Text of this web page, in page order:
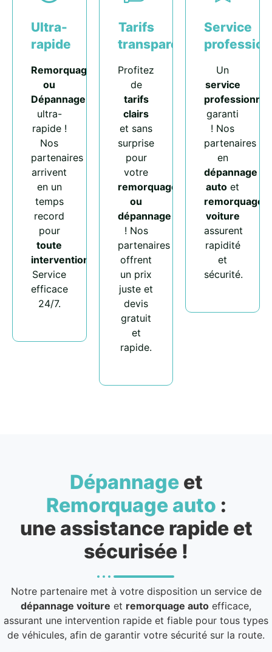
Ultra-
rapide
Remorquage
ou
Dépannage
ultra-
rapide !
Nos
partenaires
arrivent
en un
temps
record
pour
toute
intervention
Service
efficace
24/7.
Tarifs
transparents
Profitez
de
tarifs
clairs
et sans
surprise
pour
votre
remorquage
ou
dépannage
! Nos
partenaires
offrent
un prix
juste et
devis
gratuit
et
rapide.
Service
Un
service
professionnel
garanti
! Nos
partenaires
en
dépannage
auto et
remorquage
voiture
assurent
rapidité
et
sécurité.
Dépannageet
Remorquage auto :
une assistance rapide et
sécurisée !
Notre partenaire met à votre disposition un service de
dépannage voiture et remorquage auto efficace,
assurant une intervention rapide et fiable pour tous types
de véhicules, afin de garantir votre sécurité sur la route.